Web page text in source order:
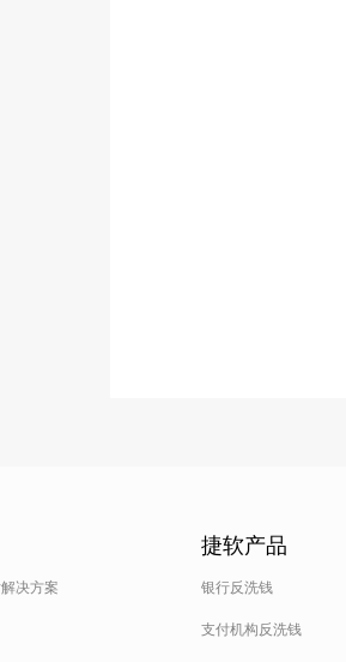
决方案
捷软产品
银行反洗钱
支付机构反洗钱